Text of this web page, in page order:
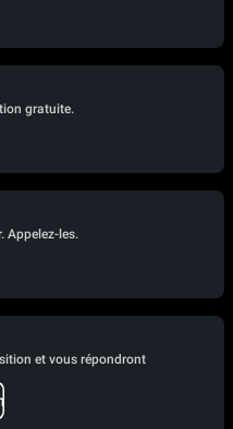
gratuite.
Appelez-les.
et vous répondront